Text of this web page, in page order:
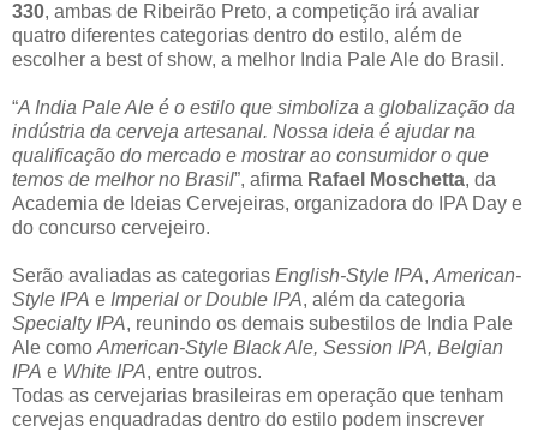
330, ambas de Ribeirão Preto, a competição irá avaliar
quatro diferentes categorias dentro do estilo, além de
escolher a best of show, a melhor India Pale Ale do Brasil.
“A India Pale Ale é o estilo que simboliza a globalização da
indústria da cerveja artesanal. Nossa ideia é ajudar na
qualificação do mercado e mostrar ao consumidor o que
temos de melhor no Brasil”, afirma Rafael Moschetta, da
Academia de Ideias Cervejeiras, organizadora do IPA Day e
do concurso cervejeiro.
Serão avaliadas as categorias English-Style IPA, American-
Style IPA e Imperial or Double IPA, além da categoria
Specialty IPA, reunindo os demais subestilos de India Pale
Ale como American-Style Black Ale, Session IPA, Belgian
IPA e White IPA, entre outros.
Todas as cervejarias brasileiras em operação que tenham
cervejas enquadradas dentro do estilo podem inscrever